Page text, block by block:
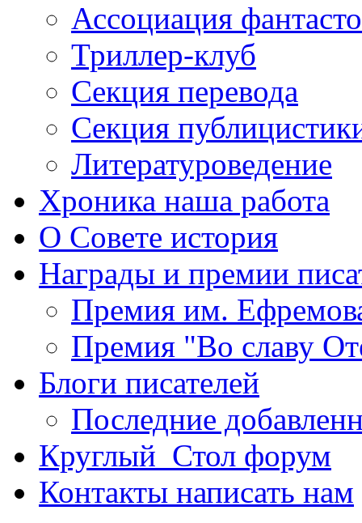
Ассоциация
Триллер-клуб
Секция перевода
Секция
Литературоведение
Хроника наша работа
О Совете история
Награды и премии
Премия им.
Премия "Во славу
Блоги писателей
Последние
Круглый_Стол форум
Контакты написать нам